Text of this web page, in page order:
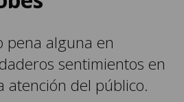
pena alguna en
sentimientos en
atención del público.